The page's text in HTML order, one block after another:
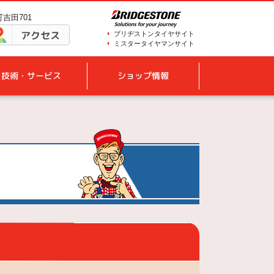
吉田701
アクセス
ブリヂストンタイヤサイト
ミスタータイヤマンサイト
技術・サービス ショップ情報